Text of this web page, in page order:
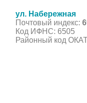
ул. Набережная
Почтовый индекс:
Код ИФНС: 6505
Районный код